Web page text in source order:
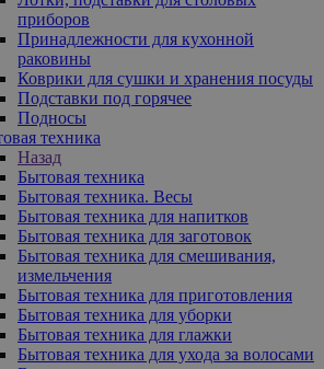
приборов
Принадлежности для кухонной
раковины
Коврики для сушки и хранения посуды
Подставки под горячее
Подносы
техника
Назад
Бытовая техника
Бытовая техника. Весы
Бытовая техника для напитков
Бытовая техника для заготовок
Бытовая техника для смешивания,
измельчения
Бытовая техника для приготовления
Бытовая техника для уборки
Бытовая техника для глажки
Бытовая техника для ухода за волосами